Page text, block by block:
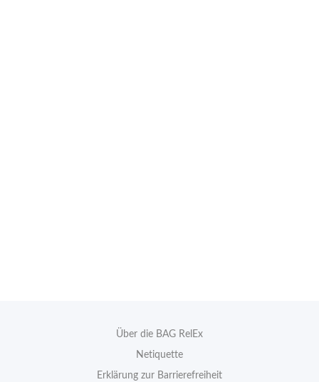
Über die BAG RelEx
Netiquette
Erklärung zur Barrierefreiheit